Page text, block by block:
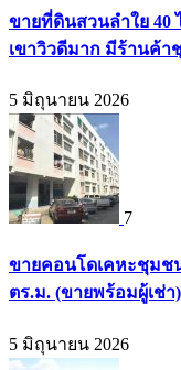
ขายที่ดินสวนลำใย 40
เขาวิวดีมาก มีร้านค้า
5 มิถุนายน 2026
7
ขายคอนโดเคหะชุมช
ตร.ม. (ขายพร้อมผู้เช่า
5 มิถุนายน 2026